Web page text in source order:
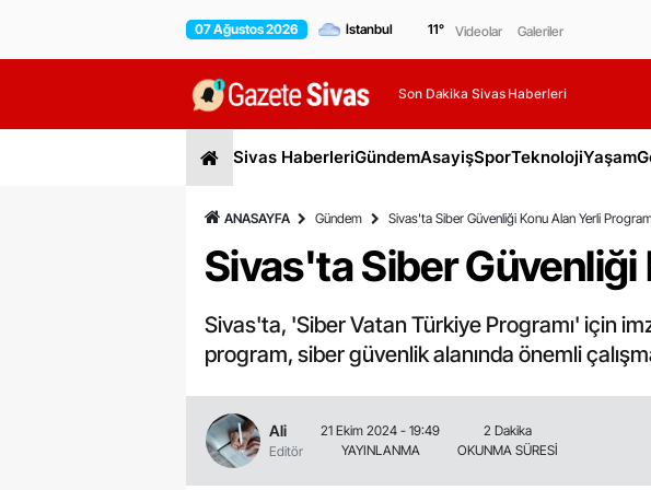
07 Ağustos 2026 11° Videolar Galeriler
Son Dakika Sivas Haberleri
Sivas HaberleriGündemAsayişSporTeknolojiYaşam
ANASAYFA Gündem Sivas'ta Siber Güvenliği Konu Alan Yerli Program
Sivas'ta Siber Güvenliği
Sivas'ta, 'Siber Vatan Türkiye Programı' için
program, siber güvenlik alanında önemli
Ali
Editör
21 Ekim 2024 - 19:49
YAYINLANMA
2 Dakika
OKUNMA SÜRESİ